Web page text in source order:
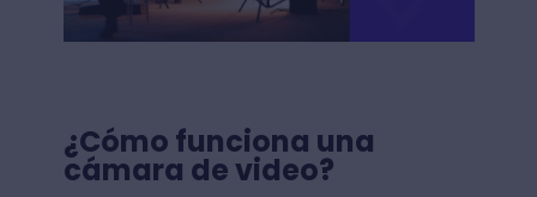
¿Cómo funciona una
cámara de video?